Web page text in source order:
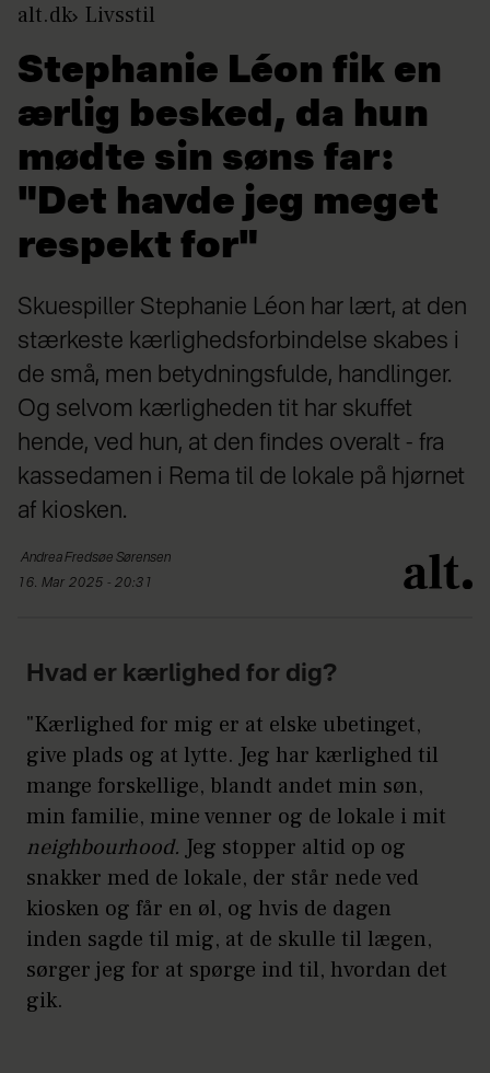
alt.dk Livsstil
Stephanie Léon fik en
ærlig besked, da hun
mødte sin søns far:
"Det havde jeg meget
respekt for"
Skuespiller Stephanie Léon har lært, at den
stærkeste kærlighedsforbindelse skabes i
de små, men betydningsfulde, handlinger.
Og selvom kærligheden tit har skuffet
hende, ved hun, at den findes overalt - fra
kassedamen i Rema til de lokale på hjørnet
af kiosken.
Andrea Fredsøe Sørensen
16. Mar 2025 - 20:31
Hvad er kærlighed for dig?
"Kærlighed for mig er at elske ubetinget,
give plads og at lytte. Jeg har kærlighed til
mange forskellige, blandt andet min søn,
min familie, mine venner og de lokale i mit
neighbourhood. Jeg stopper altid op og
snakker med de lokale, der står nede ved
kiosken og får en øl, og hvis de dagen
inden sagde til mig, at de skulle til lægen,
sørger jeg for at spørge ind til, hvordan det
gik.